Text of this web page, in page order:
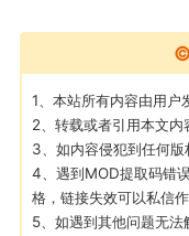
卖挂
禁止发布联
单机辅助引流私
作弊模组的发布规
作弊模组在联机服
环境，中文网特此
模组的发布行为：1.
1、本站所有内容由用户
2、转载或者引用本文内
3、如内容侵犯到任何版
4、遇到MOD提取码错
格，链接失效可以私信
5、如遇到其他问题无法